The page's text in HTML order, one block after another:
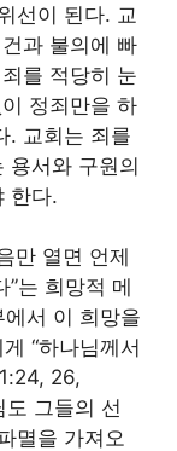
선이 된다. 교
과 불의에 빠
를 적당히 눈
정죄만을 하
. 교회는 죄를
용서와 구원의
한다.
만 열면 언제
는 희망적 메
서 이 희망을
“하나님께서
26,
그들의 선
멸을 가져오